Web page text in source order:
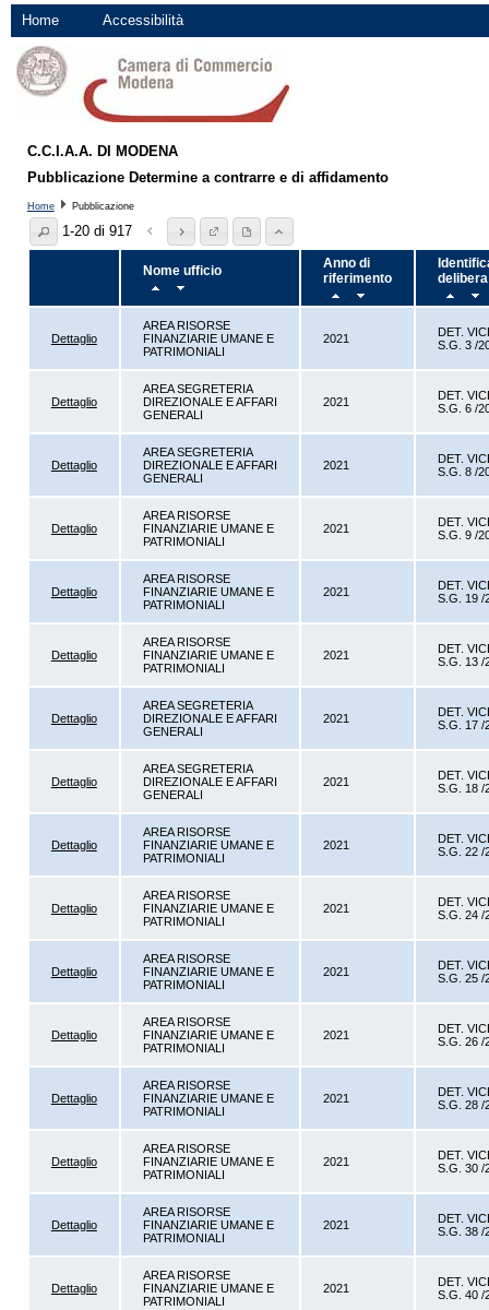
Home Accessibilità
C.C.I.A.A. DI MODENA
Pubblicazione Determine a contrarre e di affidamento
Home Pubblicazione
1-20 di 917
Nome ufficio
Anno di
riferimento
delibera
Dettaglio
AREA RISORSE
FINANZIARIE UMANE E
PATRIMONIALI
2021
DET.
S.G. 3 /
Dettaglio
AREA SEGRETERIA
DIREZIONALE E AFFARI
GENERALI
2021
DET.
S.G. 6 /
Dettaglio
AREA SEGRETERIA
DIREZIONALE E AFFARI
GENERALI
2021
DET.
S.G. 8 /
Dettaglio
AREA RISORSE
FINANZIARIE UMANE E
PATRIMONIALI
2021
DET.
S.G. 9 /
Dettaglio
AREA RISORSE
FINANZIARIE UMANE E
PATRIMONIALI
2021
DET.
S.G. 19 /
Dettaglio
AREA RISORSE
FINANZIARIE UMANE E
PATRIMONIALI
2021
DET.
S.G. 13 /
Dettaglio
AREA SEGRETERIA
DIREZIONALE E AFFARI
GENERALI
2021
DET.
S.G. 17 /
Dettaglio
AREA SEGRETERIA
DIREZIONALE E AFFARI
GENERALI
2021
DET.
S.G. 18 /
Dettaglio
AREA RISORSE
FINANZIARIE UMANE E
PATRIMONIALI
2021
DET.
S.G. 22 /
Dettaglio
AREA RISORSE
FINANZIARIE UMANE E
PATRIMONIALI
2021
DET.
S.G. 24 /
Dettaglio
AREA RISORSE
FINANZIARIE UMANE E
PATRIMONIALI
2021
DET.
S.G. 25 /
Dettaglio
AREA RISORSE
FINANZIARIE UMANE E
PATRIMONIALI
2021
DET.
S.G. 26 /
Dettaglio
AREA RISORSE
FINANZIARIE UMANE E
PATRIMONIALI
2021
DET.
S.G. 28 /
Dettaglio
AREA RISORSE
FINANZIARIE UMANE E
PATRIMONIALI
2021
DET.
S.G. 30 /
Dettaglio
AREA RISORSE
FINANZIARIE UMANE E
PATRIMONIALI
2021
DET.
S.G. 38 /
Dettaglio
AREA RISORSE
FINANZIARIE UMANE E
PATRIMONIALI
2021
DET.
S.G. 40 /